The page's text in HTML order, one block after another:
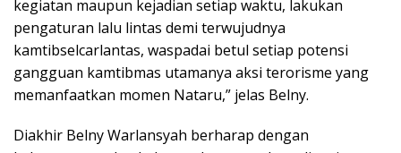
kegiatan maupun kejadian setiap waktu, lakukan
pengaturan lalu lintas demi terwujudnya
kamtibselcarlantas, waspadai betul setiap potensi
gangguan kamtibmas utamanya aksi terorisme yang
memanfaatkan momen Nataru,” jelas Belny.
Diakhir Belny Warlansyah berharap dengan